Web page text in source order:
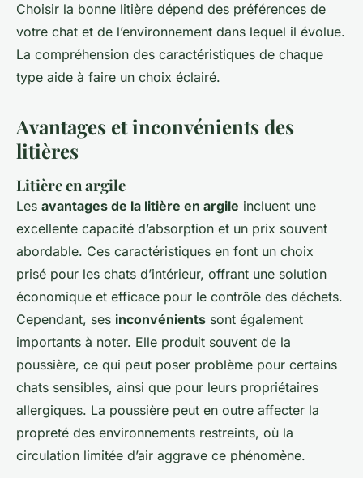
Choisir la bonne litière dépend des préférences de
votre chat et de l’environnement dans lequel il évolue.
La compréhension des caractéristiques de chaque
type aide à faire un choix éclairé.
Avantages et inconvénients des
litières
Litière en argile
Les avantages de la litière en argile incluent une
excellente capacité d’absorption et un prix souvent
abordable. Ces caractéristiques en font un choix
prisé pour les chats d’intérieur, offrant une solution
économique et efficace pour le contrôle des déchets.
Cependant, ses inconvénients sont également
importants à noter. Elle produit souvent de la
poussière, ce qui peut poser problème pour certains
chats sensibles, ainsi que pour leurs propriétaires
allergiques. La poussière peut en outre affecter la
propreté des environnements restreints, où la
circulation limitée d’air aggrave ce phénomène.